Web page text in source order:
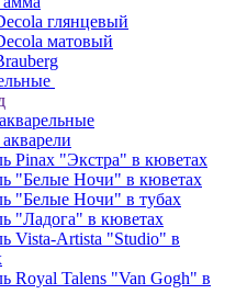
глянцевый
матовый
Pinax "Экстра" в кюветах
"Белые Ночи" в кюветах
"Белые Ночи" в тубах
"Ладога" в кюветах
Vista-Artista "Studio" в
Royal Talens "Van Gogh" в